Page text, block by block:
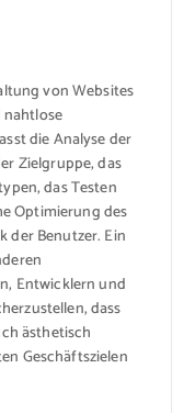
von Websites
die Analyse der
Zielgruppe, das
das Testen
Optimierung des
der Benutzer. Ein
Entwicklern und
dass
ästhetisch
Geschäftszielen